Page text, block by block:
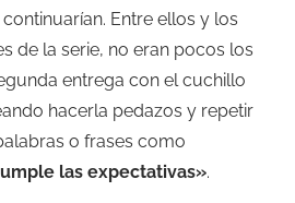
Entre ellos y los
de la serie, no eran pocos los
entrega con el cuchillo
hacerla pedazos y repetir
o frases como
las expectativas».